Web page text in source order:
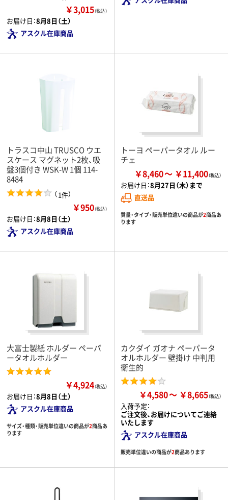
￥3,015（税込）
お届け日：8月8日（土）
アスクル在庫商品
トラスコ中山 TRUSCO ウエ
スケース マグネット2枚、吸
盤3個付き WSK-W 1個 114-
8484
（1件）
￥950（税込）
お届け日：8月8日（土）
アスクル在庫商品
トーヨ ペーパータオル ルー
チェ
￥8,460 ￥11,400
お届け日：8月27日（木）まで
直送品
質量・タイプ・販売単位違いの商品が2商品あ
ります
大富士製紙 ホルダー ペーパ
ータオルホルダー
￥4,924（税込）
お届け日：8月8日（土）
アスクル在庫商品
サイズ・種類・販売単位違いの商品が2商品あ
ります
カクダイ ガオナ ペーパータ
オルホルダー 壁掛け 中判用
衛生的
￥4,580 ￥8,665
入荷予定：
ご注文後、お届けについてご連絡
いたします
アスクル在庫商品
販売単位違いの商品が2商品あります